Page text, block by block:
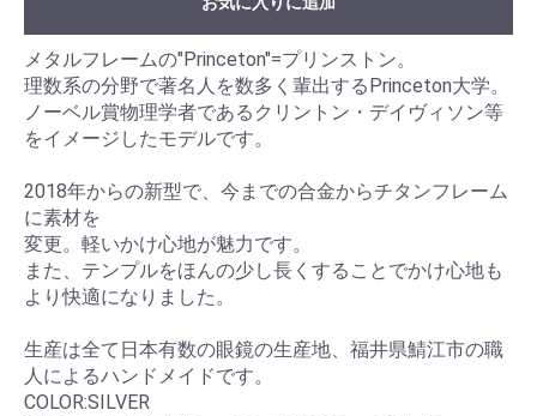
メタルフレームの"Princeton"=プリンストン。
理数系の分野で著名人を数多く輩出するPrinceton大学。
ノーベル賞物理学者であるクリントン・デイヴィソン等
をイメージしたモデルです。
2018年からの新型で、今までの合金からチタンフレーム
に素材を
変更。軽いかけ心地が魅力です。
また、テンプルをほんの少し長くすることでかけ心地も
より快適になりました。
生産は全て日本有数の眼鏡の生産地、福井県鯖江市の職
人によるハンドメイドです。
COLOR:SILVER